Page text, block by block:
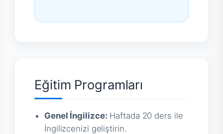
Eğitim Programları
Genel İngilizce: Haftada 20 ders ile
İngilizcenizi geliştirin.